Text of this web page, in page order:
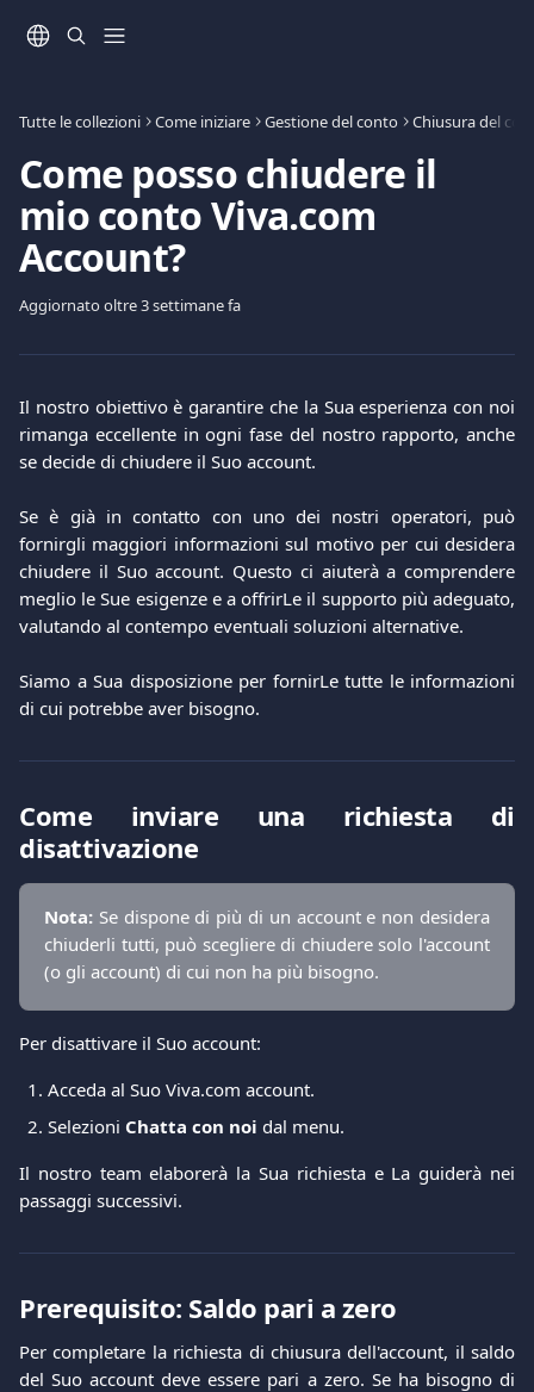
Tutte le collezioni Come iniziare Gestione del conto Chiusura del
Come posso chiudere il
mio conto Viva.com
Account?
Aggiornato oltre 3 settimane fa
Il nostro obiettivo è garantire che la Sua esperienza con noi
rimanga eccellente in ogni fase del nostro rapporto, anche
se decide di chiudere il Suo account.
Se è già in contatto con uno dei nostri operatori, può
fornirgli maggiori informazioni sul motivo per cui desidera
chiudere il Suo account. Questo ci aiuterà a comprendere
meglio le Sue esigenze e a offrirLe il supporto più adeguato,
valutando al contempo eventuali soluzioni alternative.
Siamo a Sua disposizione per fornirLe tutte le informazioni
di cui potrebbe aver bisogno.
Come inviare una richiesta di
disattivazione
Nota: Se dispone di più di un account e non desidera
chiuderli tutti, può scegliere di chiudere solo l'account
(o gli account) di cui non ha più bisogno.
Per disattivare il Suo account:
Acceda al Suo Viva.com account.
Selezioni Chatta con noi dal menu.
Il nostro team elaborerà la Sua richiesta e La guiderà nei
passaggi successivi.
Prerequisito: Saldo pari a zero
Per completare la richiesta di chiusura dell'account, il saldo
del Suo account deve essere pari a zero. Se ha bisogno di